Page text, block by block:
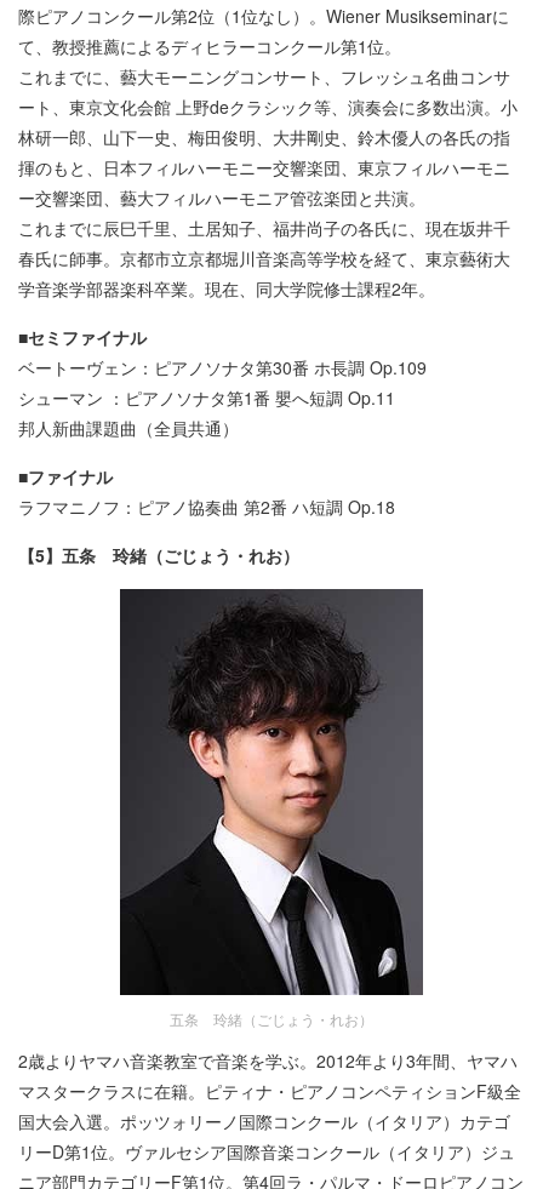
際ピアノコンクール第2位（1位なし）。Wiener Musikseminarに
て、教授推薦によるディヒラーコンクール第1位。
これまでに、藝大モーニングコンサート、フレッシュ名曲コンサ
ート、東京文化会館 上野deクラシック等、演奏会に多数出演。小
林研一郎、山下一史、梅田俊明、大井剛史、鈴木優人の各氏の指
揮のもと、日本フィルハーモニー交響楽団、東京フィルハーモニ
ー交響楽団、藝大フィルハーモニア管弦楽団と共演。
これまでに辰巳千里、土居知子、福井尚子の各氏に、現在坂井千
春氏に師事。京都市立京都堀川音楽高等学校を経て、東京藝術大
学音楽学部器楽科卒業。現在、同大学院修士課程2年。
■セミファイナル
ベートーヴェン：ピアノソナタ第30番 ホ長調 Op.109
シューマン ：ピアノソナタ第1番 嬰へ短調 Op.11
邦人新曲課題曲（全員共通）
■ファイナル
ラフマニノフ：ピアノ協奏曲 第2番 ハ短調 Op.18
【5】五条 玲緒（ごじょう・れお）
五条 玲緒（ごじょう・れお）
2歳よりヤマハ音楽教室で音楽を学ぶ。2012年より3年間、ヤマハ
マスタークラスに在籍。ピティナ・ピアノコンペティションF級全
国大会入選。ポッツォリーノ国際コンクール（イタリア）カテゴ
リーD第1位。ヴァルセシア国際音楽コンクール（イタリア）ジュ
ニア部門カテゴリーF第1位。第4回ラ・パルマ・ドーロピアノコン